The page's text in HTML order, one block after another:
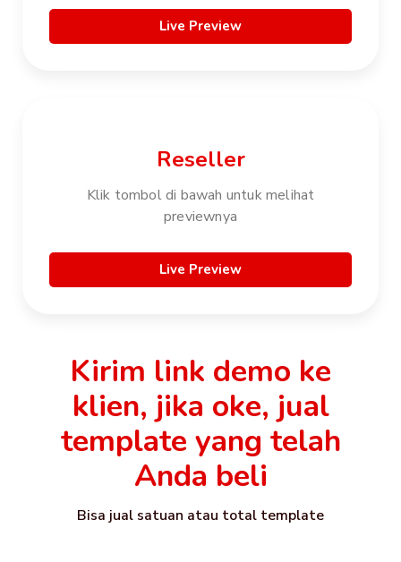
Live Preview
Reseller
Klik tombol di bawah untuk melihat
previewnya
Live Preview
Kirim link demo ke
klien, jika oke, jual
template yang telah
Anda beli
Bisa jual satuan atau total template